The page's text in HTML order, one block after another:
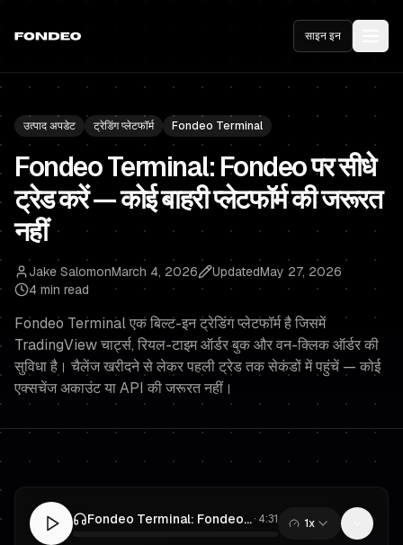
साइन इन
उत्पाद अपडेट ट्रेडिंग प्लेटफॉर्म Fondeo Terminal
Fondeo Terminal: Fondeo पर सीधे
ट्रेड करें — कोई बाहरी प्लेटफॉर्म की जरूरत
नहीं
Jake SalomonMarch 4, 2026 UpdatedMay 27, 2026
4 min read
Fondeo Terminal एक बिल्ट-इन ट्रेडिंग प्लेटफॉर्म है जिसमें
TradingView चार्ट्स, रियल-टाइम ऑर्डर बुक और वन-क्लिक ऑर्डर की
सुविधा है। चैलेंज खरीदने से लेकर पहली ट्रेड तक सेकंडों में पहुंचें — कोई
एक्सचेंज अकाउंट या API की जरूरत नहीं।
Fondeo Terminal: Fondeo पर सीधे ट्रेड करें — कोई बाहरी प्लेटफॉर्म की जरूरत नहीं· 4:31 1x